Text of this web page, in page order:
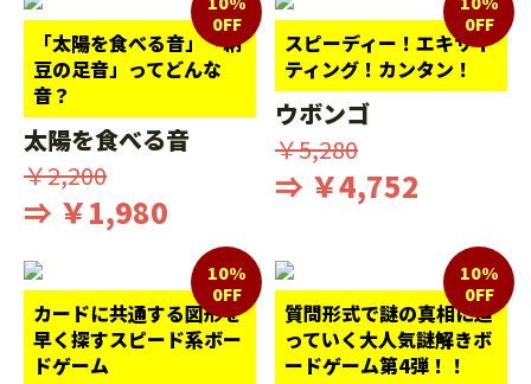
「太陽を食べる音」「納
豆の足音」ってどんな
音？
0FF
太陽を食べる音
￥2,200
⇒ ￥1,980
スピーディー！エキサイ
ティング！カンタン！
0FF
ウボンゴ
￥5,280
⇒ ￥4,752
カードに共通する図形を
早く探すスピード系ボー
ドゲーム
10%
0FF
質問形式で謎の真相に迫
っていく大人気謎解きボ
ードゲーム第4弾！！
10%
0FF